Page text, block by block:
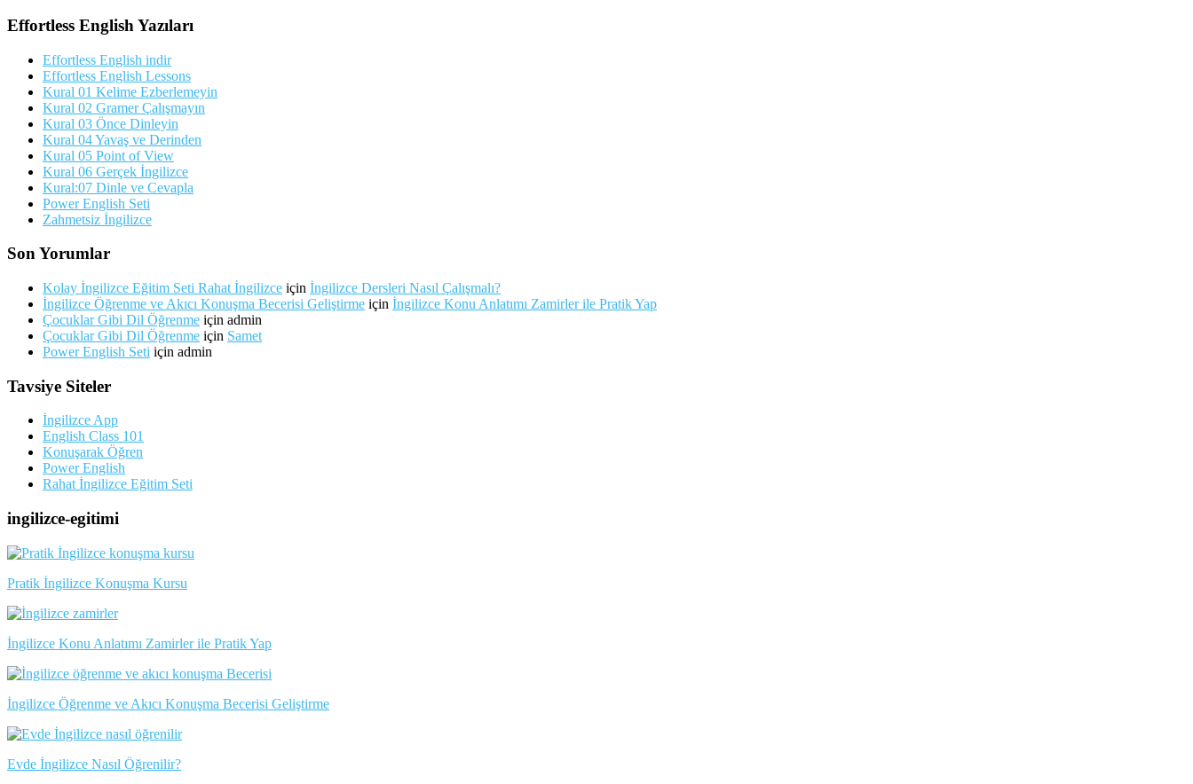
Effortless English Yazıları
Effortless English indir
Effortless English Lessons
Kural 01 Kelime Ezberlemeyin
Kural 02 Gramer Çalışmayın
Kural 03 Önce Dinleyin
Kural 04 Yavaş ve Derinden
Kural 05 Point of View
Kural 06 Gerçek İngilizce
Kural:07 Dinle ve Cevapla
Power English Seti
Zahmetsiz İngilizce
Son Yorumlar
Kolay İngilizce Eğitim Seti Rahat İngilizce için İngilizce Dersleri Nasıl Çalışmalı?
İngilizce Öğrenme ve Akıcı Konuşma Becerisi Geliştirme için İngilizce Konu Anlatımı Zamirler ile Pratik Yap
Çocuklar Gibi Dil Öğrenme için admin
Çocuklar Gibi Dil Öğrenme için Samet
Power English Seti için admin
Tavsiye Siteler
İngilizce App
English Class 101
Konuşarak Öğren
Power English
Rahat İngilizce Eğitim Seti
ingilizce-egitimi
Pratik İngilizce Konuşma Kursu
İngilizce Konu Anlatımı Zamirler ile Pratik Yap
İngilizce Öğrenme ve Akıcı Konuşma Becerisi Geliştirme
Evde İngilizce Nasıl Öğrenilir?